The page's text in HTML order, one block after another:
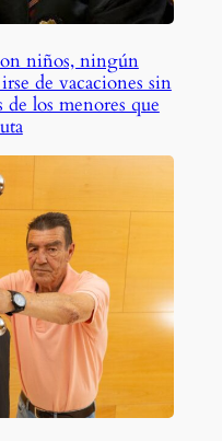
niños, ningún
de vacaciones sin
de los menores que